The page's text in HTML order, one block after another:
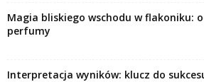
Magia bliskiego wschodu w flakoniku:
perfumy
Interpretacja wyników: klucz do